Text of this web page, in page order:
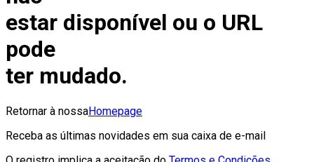
estar disponível ou o URL
pode
ter mudado.
Retornar à nossaHomepage
Receba as últimas novidades em sua caixa de e-mail